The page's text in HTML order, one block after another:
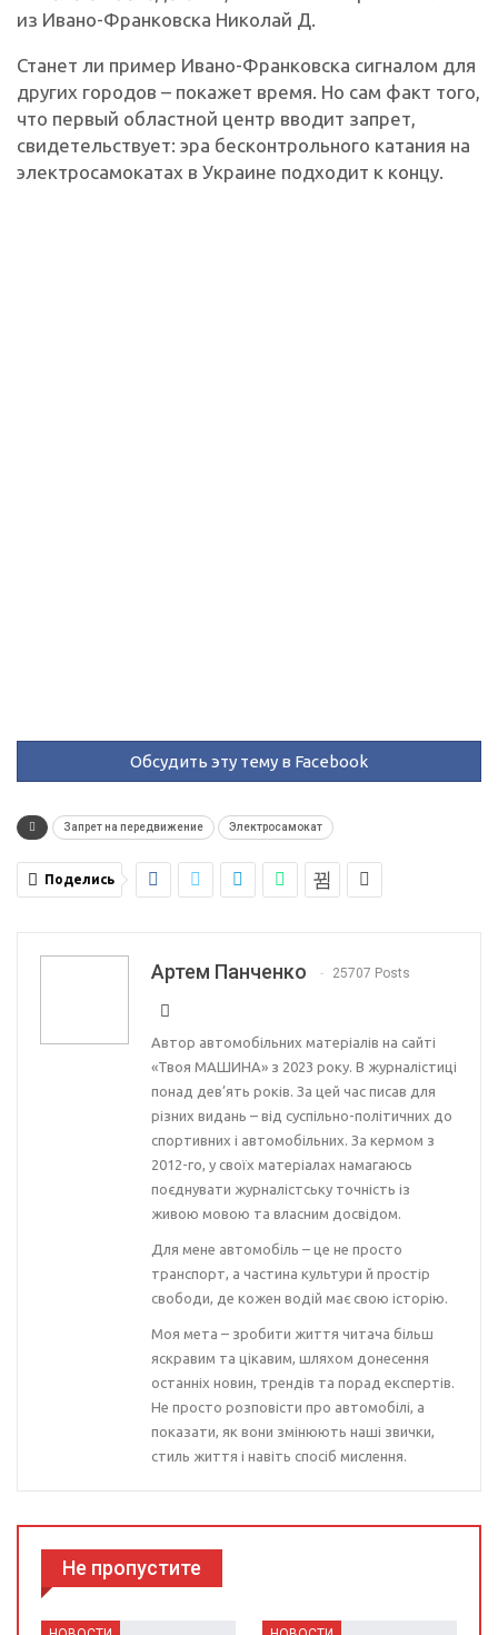
из Ивано-Франковска Николай Д.
Станет ли пример Ивано-Франковска сигналом для
других городов – покажет время. Но сам факт того,
что первый областной центр вводит запрет,
свидетельствует: эра бесконтрольного катания на
электросамокатах в Украине подходит к концу.
Обсудить эту тему в Facebook
Запрет на передвижение Электросамокат
Поделись
Артем Панченко 25707 Posts
Автор автомобільних матеріалів на сайті
«Твоя МАШИНА» з 2023 року. В журналістиці
понад дев’ять років. За цей час писав для
різних видань – від суспільно-політичних до
спортивних і автомобільних. За кермом з
2012-го, у своїх матеріалах намагаюсь
поєднувати журналістську точність із
живою мовою та власним досвідом.
Для мене автомобіль – це не просто
транспорт, а частина культури й простір
свободи, де кожен водій має свою історію.
Моя мета – зробити життя читача більш
яскравим та цікавим, шляхом донесення
останніх новин, трендів та порад експертів.
Не просто розповісти про автомобілі, а
показати, як вони змінюють наші звички,
стиль життя і навіть спосіб мислення.
Не пропустите